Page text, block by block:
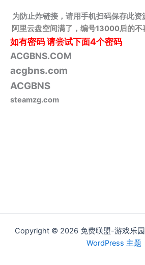
为防止炸链接，请用手机扫码保存此资
阿里云盘空间满了，编号13000后的不
如有密码请尝试下面4个密码
ACGBNS.COM
acgbns.com
ACGBNS
steamzg.com
Copyright © 2026 免费联盟-游戏乐
WordPress 主题